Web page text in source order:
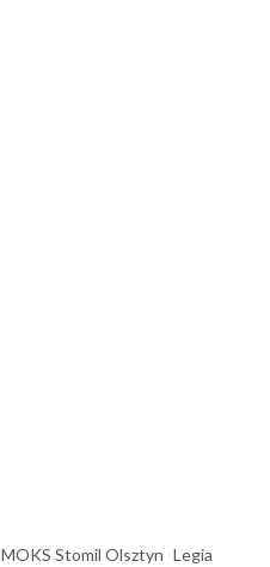
MOKS Stomil Olsztyn Legia